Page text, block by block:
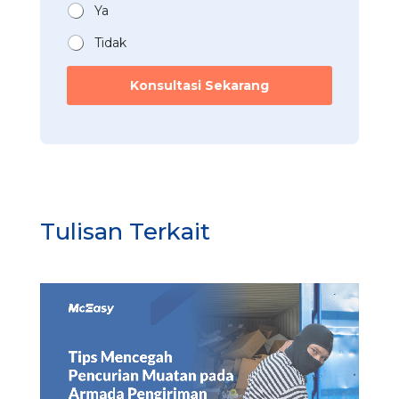
k
n
Ya
Tidak
Konsultasi Sekarang
Tulisan Terkait